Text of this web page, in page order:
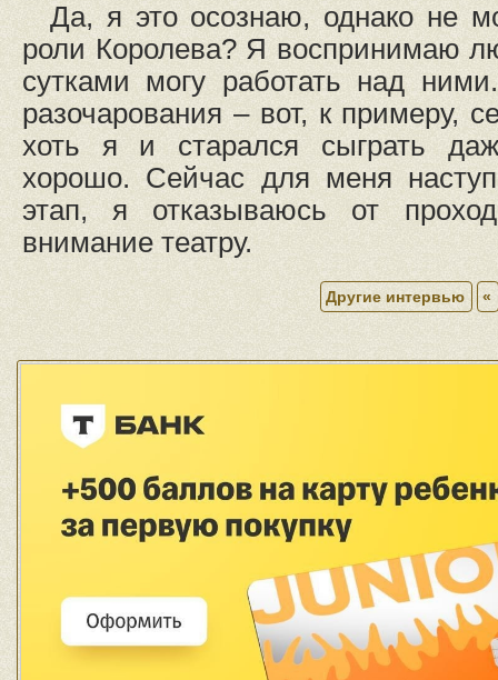
Да, я это осознаю, однако не
роли Королева? Я воспринимаю
сутками могу работать над
разочарования – вот, к примеру,
хоть я и старался сыграть
хорошо. Сейчас для меня
этап, я отказываюсь от
внимание театру.
Другие интервью «